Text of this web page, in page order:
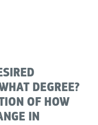
DEGREE?
OF HOW
IN